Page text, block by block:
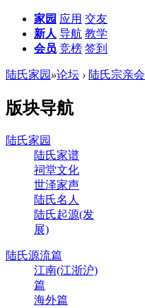
家园 应用 交友
新人 导航 教学
会员 竞榜 签到
陆氏家园 »论坛 › 陆氏宗亲会
版块导航
陆氏家园
陆氏家谱
祠堂文化
世泽家声
陆氏名人
陆氏起源(发
展)
陆氏源流篇
江南(江浙沪)
篇
海外篇